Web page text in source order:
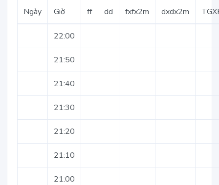
Ngày Giờ ff dd fxfx2m dxdx2m
22:00
21:50
21:40
21:30
21:20
21:10
21:00